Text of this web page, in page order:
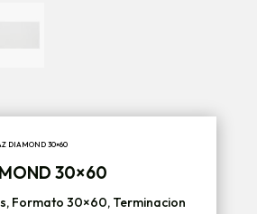
DIAMOND 30×60
30×60
Formato 30×60, Terminacion